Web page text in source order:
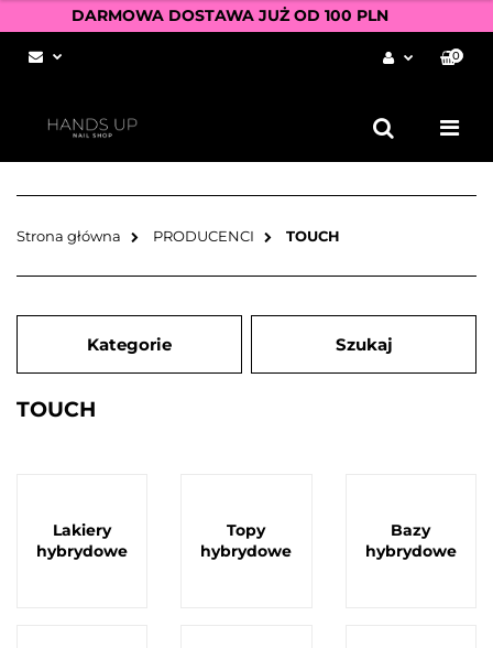
DARMOWA DOSTAWA JUŻ OD 100 PLN
Zarejestruj się
Dodaj zgłoszenie
Zgody cookies
0
Strona główna PRODUCENCI TOUCH
Kategorie Szukaj
TOUCH
Lakiery
hybrydowe
Topy
hybrydowe
Bazy
hybrydowe